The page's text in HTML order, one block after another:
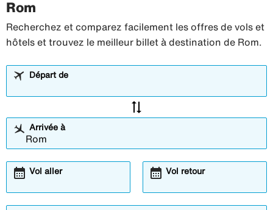
Rom
Recherchez et comparez facilement les offres de vols et
hôtels et trouvez le meilleur billet à destination de Rom.
Départ de
sync_alt
Arrivée à
Vol aller
calendar_month Vol retour
calendar_month